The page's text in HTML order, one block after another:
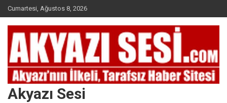
Skip
to
content
Cumartesi, Ağustos 8, 2026
Akyazı Sesi